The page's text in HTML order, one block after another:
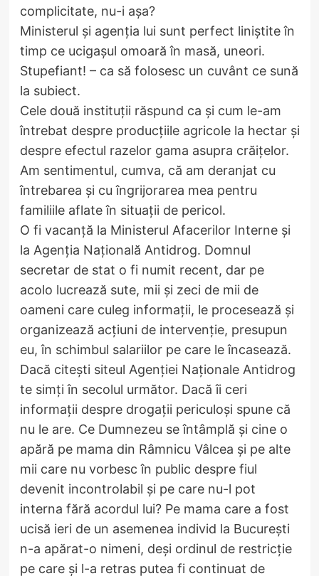
complicitate, nu-i așa?
Ministerul și agenția lui sunt perfect liniștite în
timp ce ucigașul omoară în masă, uneori.
Stupefiant! – ca să folosesc un cuvânt ce sună
la subiect.
Cele două instituții răspund ca și cum le-am
întrebat despre producțiile agricole la hectar și
despre efectul razelor gama asupra crăițelor.
Am sentimentul, cumva, că am deranjat cu
întrebarea și cu îngrijorarea mea pentru
familiile aflate în situații de pericol.
O fi vacanță la Ministerul Afacerilor Interne și
la Agenția Națională Antidrog. Domnul
secretar de stat o fi numit recent, dar pe
acolo lucrează sute, mii și zeci de mii de
oameni care culeg informații, le procesează și
organizează acțiuni de intervenție, presupun
eu, în schimbul salariilor pe care le încasează.
Dacă citești siteul Agenției Naționale Antidrog
te simți în secolul următor. Dacă îi ceri
informații despre drogații periculoși spune că
nu le are. Ce Dumnezeu se întâmplă și cine o
apără pe mama din Râmnicu Vâlcea și pe alte
mii care nu vorbesc în public despre fiul
devenit incontrolabil și pe care nu-l pot
interna fără acordul lui? Pe mama care a fost
ucisă ieri de un asemenea individ la București
n-a apărat-o nimeni, deși ordinul de restricție
pe care și l-a retras putea fi continuat de